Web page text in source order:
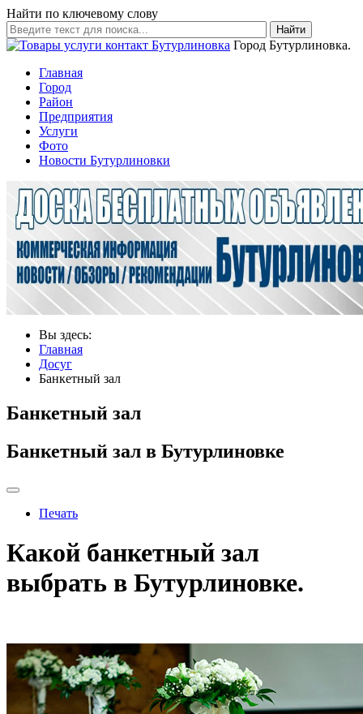
Найти по ключевому слову
Найти
Город Бутурлиновка.
Главная
Город
Район
Предприятия
Услуги
Фото
Новости Бутурлиновки
Вы здесь:
Главная
Досуг
Банкетный зал
Банкетный зал
Банкетный зал в Бутурлиновке
Печать
Какой банкетный зал
выбрать в Бутурлиновке.